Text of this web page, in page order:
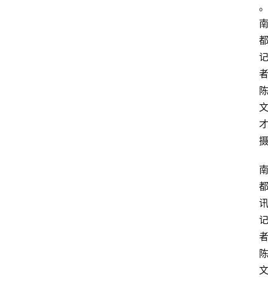
。
南
都
记
者
陈
文
才
摄
南
都
讯
记
者
陈
文